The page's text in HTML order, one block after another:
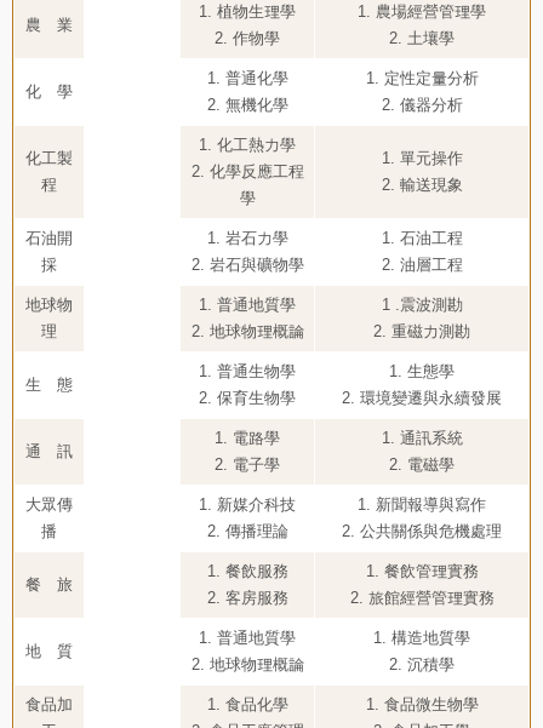
農 業
1. 植物生理學
2. 作物學
1. 農場經營管理學
2. 土壤學
化 學
1. 普通化學
2. 無機化學
1. 定性定量分析
2. 儀器分析
化工製
程
1. 化工熱力學
2. 化學反應工程
學
1. 單元操作
2. 輸送現象
石油開
採
1. 岩石力學
2. 岩石與礦物學
1. 石油工程
2. 油層工程
地球物
理
1. 普通地質學
2. 地球物理概論
1 .震波測勘
2. 重磁力測勘
生 態
1. 普通生物學
2. 保育生物學
1. 生態學
2. 環境變遷與永續發展
通 訊
1. 電路學
2. 電子學
1. 通訊系統
2. 電磁學
大眾傳
播
1. 新媒介科技
2. 傳播理論
1. 新聞報導與寫作
2. 公共關係與危機處理
餐 旅
1. 餐飲服務
2. 客房服務
1. 餐飲管理實務
2. 旅館經營管理實務
地 質
1. 普通地質學
2. 地球物理概論
1. 構造地質學
2. 沉積學
食品加
1. 食品化學
1. 食品微生物學